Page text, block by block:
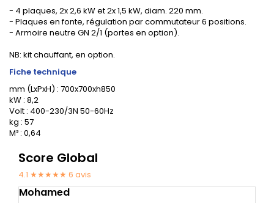
- 4 plaques, 2x 2,6 kW et 2x 1,5 kW, diam. 220 mm.
- Plaques en fonte, régulation par commutateur 6 positions.
- Armoire neutre GN 2/1 (portes en option).
NB: kit chauffant, en option.
Fiche technique
mm (LxPxH) : 700x700xh850
kW : 8,2
Volt : 400-230/3N 50-60Hz
kg : 57
M³ : 0,64
Score Global
4.1 ★★★★★ 6 avis
Mohamed